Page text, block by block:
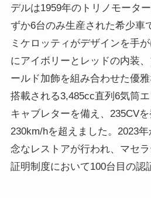
デルは1959年のトリノモータ
ずか6台のみ生産された希少車
ミケロッティがデザインを手
にアイボリーとレッドの内装
ールド加飾を組み合わせた優雅
搭載される3,485cc直列6気筒
キャブレターを備え、235CV
230km/hを超えました。2023
念なレストアが行われ、マセ
証明制度において100台目の認